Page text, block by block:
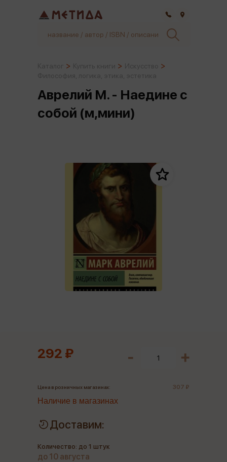
Аврелий М. - Наедине с
собой (м,мини)
292 ₽
Цена в розничных магазинах: 307 ₽
Наличие в магазинах
Доставим:
Количество: до 1 штук
до 10 августа